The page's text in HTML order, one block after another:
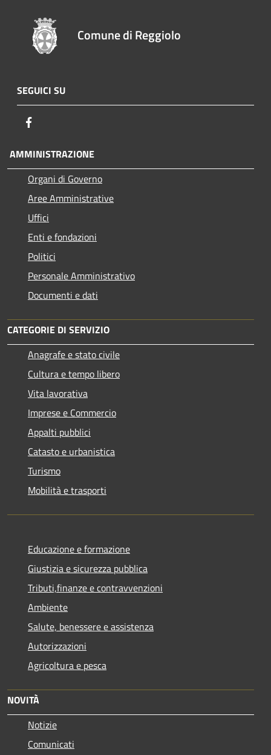
Comune di Reggiolo
SEGUICI SU
AMMINISTRAZIONE
Organi di Governo
Aree Amministrative
Uffici
Enti e fondazioni
Politici
Personale Amministrativo
Documenti e dati
CATEGORIE DI SERVIZIO
Anagrafe e stato civile
Cultura e tempo libero
Vita lavorativa
Imprese e Commercio
Appalti pubblici
Catasto e urbanistica
Turismo
Mobilità e trasporti
Educazione e formazione
Giustizia e sicurezza pubblica
Tributi,finanze e contravvenzioni
Ambiente
Salute, benessere e assistenza
Autorizzazioni
Agricoltura e pesca
NOVITÀ
Notizie
Comunicati